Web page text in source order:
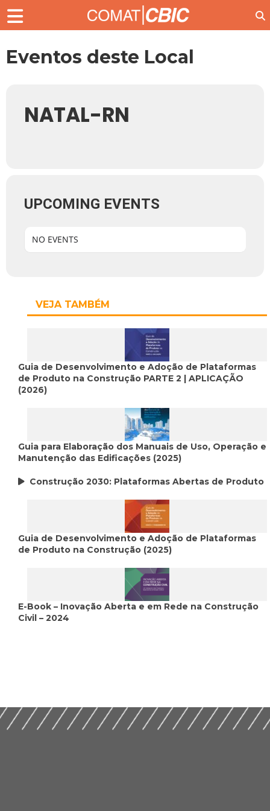
Eventos deste Local
NATAL-RN
UPCOMING EVENTS
NO EVENTS
VEJA TAMBÉM
Guia de Desenvolvimento e Adoção de Plataformas
de Produto na Construção PARTE 2 | APLICAÇÃO
(2026)
Guia para Elaboração dos Manuais de Uso, Operação e
Manutenção das Edificações (2025)
Construção 2030: Plataformas Abertas de Produto
Guia de Desenvolvimento e Adoção de Plataformas
de Produto na Construção (2025)
E-Book – Inovação Aberta e em Rede na Construção
Civil – 2024